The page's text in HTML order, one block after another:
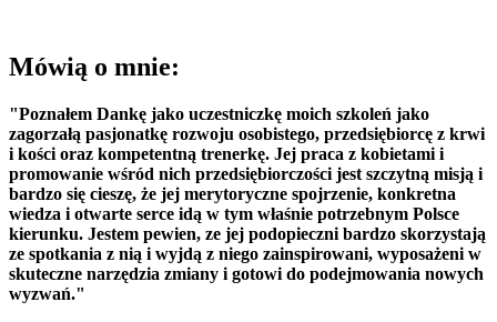
Mówią o mnie:
"Poznałem Dankę jako uczestniczkę moich szkoleń jako
zagorzałą pasjonatkę rozwoju osobistego, przedsiębiorcę z krwi
i kości oraz kompetentną trenerkę. Jej praca z kobietami i
promowanie wśród nich przedsiębiorczości jest szczytną misją i
bardzo się cieszę, że jej merytoryczne spojrzenie, konkretna
wiedza i otwarte serce idą w tym właśnie potrzebnym Polsce
kierunku. Jestem pewien, ze jej podopieczni bardzo skorzystają
ze spotkania z nią i wyjdą z niego zainspirowani, wyposażeni w
skuteczne narzędzia zmiany i gotowi do podejmowania nowych
wyzwań."